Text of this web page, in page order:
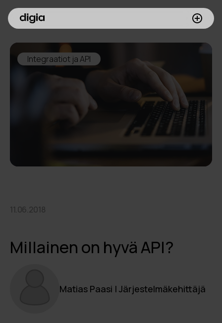
Palvelumme
Digia yrityksenä
Meille töihin
Integraatiot ja API
11.06.2018
Millainen on hyvä API?
Matias Paasi | Järjestelmäkehittäjä